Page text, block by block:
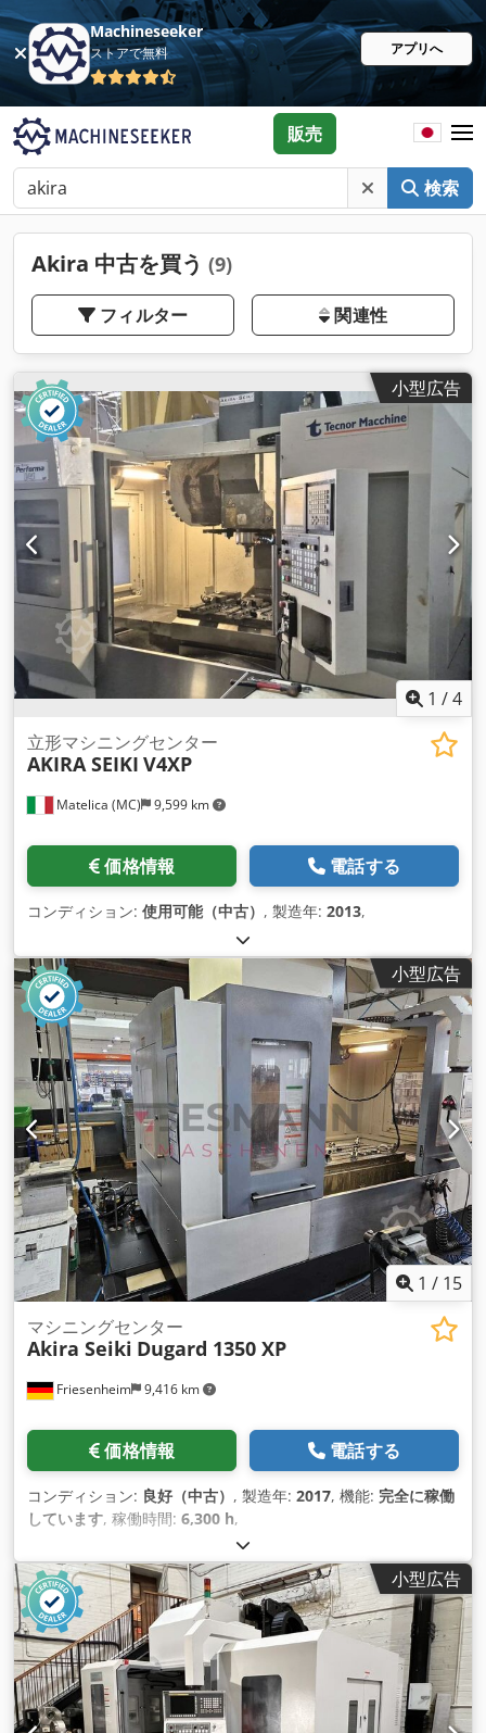
Machineseeker
ストアで無料 アプリへ
検索
販売
Akira 中古を買う (9)
フィルター 関連性
小型広告
1 /4
Matelica (MC) 9,599 km
立形マシニングセンター
AKIRA SEIKI V4XP
価格情報 電話する
コンディション: 使用可能（中古） , 製造年: 2013,
小型広告
1 / 15
Friesenheim 9,416 km
マシニングセンター
Akira Seiki Dugard 1350 XP
価格情報 電話する
コンディション: 良好（中古） , 製造年: 2017, 機能: 完全に稼働
しています, 稼働時間: 6,300 h,
小型広告